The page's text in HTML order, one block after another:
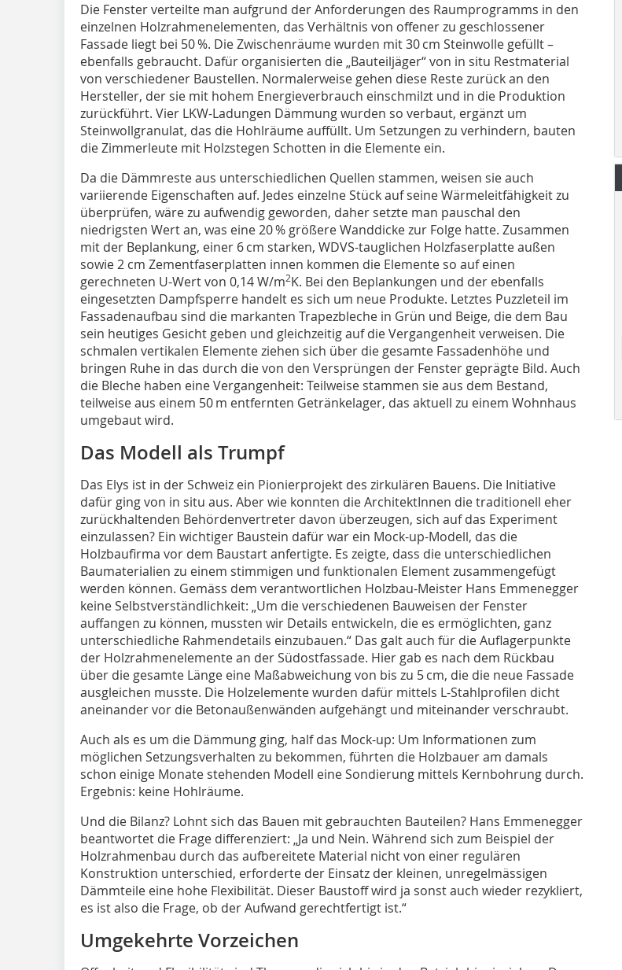
Die Fenster verteilte man aufgrund der Anforderungen des Raumprogramms in den
einzelnen Holzrahmenelementen, das Verhältnis von offener zu geschlossener
Fassade liegt bei 50 %. Die Zwischenräume wurden mit 30 cm Steinwolle gefüllt –
ebenfalls gebraucht. Dafür organisierten die „Bauteiljäger“ von in situ Restmaterial
von verschiedener Baustellen. Normalerweise gehen diese Reste zurück an den
Hersteller, der sie mit hohem Energieverbrauch einschmilzt und in die Produktion
zurückführt. Vier LKW-Ladungen Dämmung wurden so verbaut, ergänzt um
Steinwollgranulat, das die Hohlräume auffüllt. Um Setzungen zu verhindern, bauten
die Zimmerleute mit Holzstegen Schotten in die Elemente ein.
Da die Dämmreste aus unterschiedlichen Quellen stammen, weisen sie auch
variierende Eigenschaften auf. Jedes einzelne Stück auf seine Wärmeleitfähigkeit zu
überprüfen, wäre zu aufwendig geworden, daher setzte man pauschal den
niedrigsten Wert an, was eine 20 % größere Wanddicke zur Folge hatte. Zusammen
mit der Beplankung, einer 6 cm starken, WDVS-tauglichen Holzfaserplatte außen
sowie 2 cm Zementfaserplatten innen kommen die Elemente so auf einen
gerechneten U-Wert von 0,14 W/m2K. Bei den Beplankungen und der ebenfalls
eingesetzten Dampfsperre handelt es sich um neue Produkte. Letztes Puzzleteil im
Fassadenaufbau sind die markanten Trapezbleche in Grün und Beige, die dem Bau
sein heutiges Gesicht geben und gleichzeitig auf die Vergangenheit verweisen. Die
schmalen vertikalen Elemente ziehen sich über die gesamte Fassadenhöhe und
bringen Ruhe in das durch die von den Versprüngen der Fenster geprägte Bild. Auch
die Bleche haben eine Vergangenheit: Teilweise stammen sie aus dem Bestand,
teilweise aus einem 50 m entfernten Getränkelager, das aktuell zu einem Wohnhaus
umgebaut wird.
Das Modell als Trumpf
Das Elys ist in der Schweiz ein Pionierprojekt des zirkulären Bauens. Die Initiative
dafür ging von in situ aus. Aber wie konnten die ArchitektInnen die traditionell eher
zurückhaltenden Behördenvertreter davon überzeugen, sich auf das Experiment
einzulassen? Ein wichtiger Baustein dafür war ein Mock-up-Modell, das die
Holzbaufirma vor dem Baustart anfertigte. Es zeigte, dass die unterschiedlichen
Baumaterialien zu einem stimmigen und funktionalen Element zusammengefügt
werden können. Gemäss dem verantwortlichen Holzbau-Meister Hans Emmenegger
keine Selbstverständlichkeit: „Um die verschiedenen Bauweisen der Fenster
auffangen zu können, mussten wir Details entwickeln, die es ermöglichten, ganz
unterschiedliche Rahmendetails einzubauen.“ Das galt auch für die Auflagerpunkte
der Holzrahmenelemente an der Südostfassade. Hier gab es nach dem Rückbau
über die gesamte Länge eine Maßabweichung von bis zu 5 cm, die die neue Fassade
ausgleichen musste. Die Holzelemente wurden dafür mittels L-Stahlprofilen dicht
aneinander vor die Betonaußenwänden aufgehängt und miteinander verschraubt.
Auch als es um die Dämmung ging, half das Mock-up: Um ­Informationen zum
möglichen Setzungsverhalten zu bekommen, führten die Holzbauer am damals
schon einige Monate stehenden Modell eine Sondierung mittels Kernbohrung durch.
Ergebnis: keine Hohlräume.
Und die Bilanz? Lohnt sich das Bauen mit gebrauchten Bauteilen? Hans Emmenegger
beantwortet die Frage differenziert: „Ja und Nein. Während sich zum Beispiel der
Holzrahmenbau durch das aufbereitete Material nicht von einer regulären
Konstruktion unterschied, erforderte der Einsatz der kleinen, unregelmässigen
Dämmteile eine hohe Flexibilität. Dieser Baustoff wird ja sonst auch wieder rezykliert,
es ist also die Frage, ob der Aufwand gerechtfertigt ist.“
Umgekehrte Vorzeichen